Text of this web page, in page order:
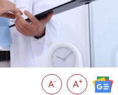
A- A+